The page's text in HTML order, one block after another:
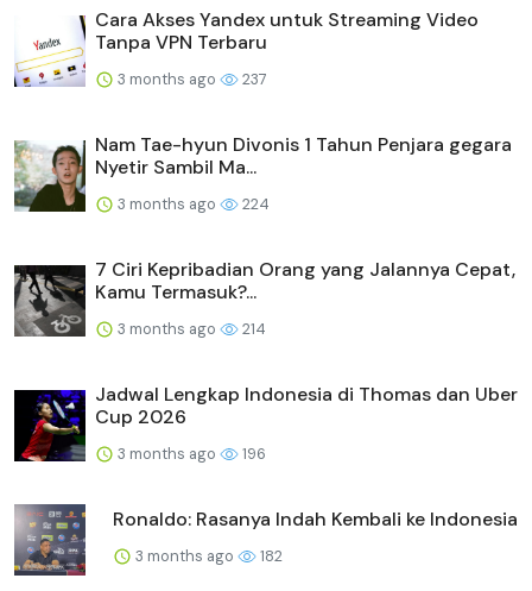
Cara Akses Yandex untuk Streaming Video
Tanpa VPN Terbaru
3 months ago 237
Nam Tae-hyun Divonis 1 Tahun Penjara gegara
Nyetir Sambil Ma...
3 months ago 224
7 Ciri Kepribadian Orang yang Jalannya Cepat,
Kamu Termasuk?...
3 months ago 214
Jadwal Lengkap Indonesia di Thomas dan Uber
Cup 2026
3 months ago 196
Ronaldo: Rasanya Indah Kembali ke Indonesia
3 months ago 182